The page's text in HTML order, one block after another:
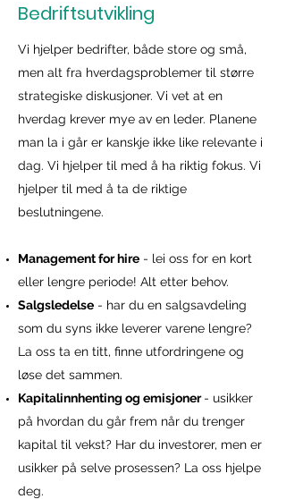
Bedriftsutvikling
Vi hjelper bedrifter, både store og små,
men alt fra hverdagsproblemer til større
strategiske diskusjoner.​ Vi vet at en
hverdag krever mye av en leder. Planene
man la i går er kanskje ikke like relevante i
dag. Vi hjelper til med å ha riktig fokus. Vi
hjelper til med å ta de riktige
beslutningene.
Management for hire - lei oss for en kort
eller lengre periode! Alt etter behov.
Salgsledelse - har du en salgsavdeling
som du syns ikke leverer varene lengre?
La oss ta en titt, finne utfordringene og
løse det sammen.
Kapitalinnhenting og emisjoner- usikker
på hvordan du går frem når du trenger
kapital til vekst? Har du investorer, men er
usikker på selve prosessen? La oss hjelpe
deg.